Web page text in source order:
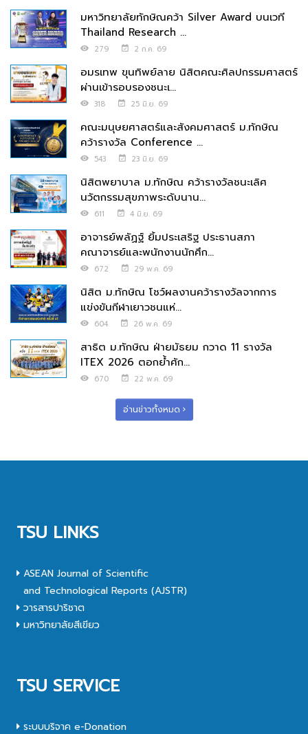
มหาวิทยาลัยทักษิณคว้า Silver Award บนเวที
Thailand Research ...
279 2 ก.ค. 69
อมรเทพ ขุนทิพย์ลาย นิสิตคณะศิลปกรรมศาสตร์
ผ่านเข้ารอบรองชนะเ...
318 25 มิ.ย. 69
คณะมนุษยศาสตร์และสังคมศาสตร์ ม.ทักษิณ
คว้ารางวัล Conference ...
543 23 มิ.ย. 69
นิสิตพยาบาล ม.ทักษิณ คว้ารางวัลชนะเลิศ
นวัตกรรมสุขภาพระดับนาน...
611 4 มิ.ย. 69
อาจารย์พลัฏฐ์ ยิ้มประเสริฐ ประธานสภา
คณาจารย์และพนักงานนักศึก...
672 29 พ.ค. 69
นิสิต ม.ทักษิณ โชว์ผลงานคว้ารางวัลจากการ
แข่งขันกีฬาเยาวชนแห่...
604 26 พ.ค. 69
สาธิต ม.ทักษิณ ฝ่ายมัธยม กวาด 11 รางวัล
ITEX 2026 ตอกย้ำศัก...
670 22 พ.ค. 69
อ่านข่าวทั้งหมด
TSU LINKS
ASEAN Journal of Scientific
and Technological Reports (AJSTR)
วารสารปาริชาต
มหาวิทยาลัยสีเขียว
TSU SERVICE
ระบบบริจาค e-Donation